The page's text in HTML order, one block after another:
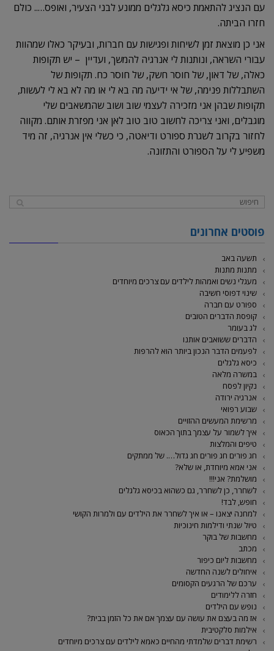
עם הנציג להתאמת כיסא גלגלים ממונע לבני הצעיר, ואופס….. כולם
חזרו הביתה.
אני כן מוצאת זמן לשיחות ופגישות עם חברות, ובעיקר כאלו שמהוות
עבורי השראה, ונותנות לי אנרגיה להמשך, ועדיין – יש תקופות
כאלה, של דאון, של חוסר חשק, של חוסר כח. תקופות של
השתבללות פנימה, של אי ידיעה מה בא לי או מה לא בא לי לעשות,
תקופות שבהן אני מזכירה לעצמי שוב ושוב שהמשאבים שלי
מוגבלים, ואני צריכה לחשוב טוב טוב לאן אני מפזרת אותם. מקווה
לחזור בקרוב לשגרת ספורט ודיאטה, כי כשלי אין אנרגיה, זה מיד
משפיע לי על הספורט והתזונה.
פוסטים אחרונים
תשעה באב
מתנות מתנות
מעגלי נשים ואמהות לילדים עם צרכים מיוחדים
שינוי דפוסי חשיבה
ספורט עם חברה
קופסת הדברים הטובים
לג בעומר
הדברים ששואבים אותנו
לפעמים הדבר הנכון ביותר הוא להרפות
כיסא גלגלים
במשרה מלאה
נקיון לפסח
אנרגיה ירודה
שבוע רפואי
מרשימת המעשים ההזויים
איך לשמור על עצמך בתוך הכאוס
טיפים והמלצות
חג פורים חג פורים חג גדול…. של ממתקים
אני אמא מיוחדת, או שלא?
מושלמת? אני!!!
לשחרר, כן לשחרר, גם כשהוא בכיסא גלגלים
חופש, לבד!
למחנה יצאנו – או איך לשחרר את הילדים עם ולמרות הקושי
טיול שנתי ודילמות חינוכיות
מחשבות של בוקר
מכתב
מחשבות ליום כיפור
איחולים לשנה החדשה
ערכם של הרגעים הקסומים
חזרה ללימודים
נופש עם הילדים
אז מה בעצם את עושה עם עצמך אם את כל הזמן בבית?
אילמות סלקטיבית
רשימת דברים שלמדתי מהחיים כאמא לילדים עם צרכים מיוחדים